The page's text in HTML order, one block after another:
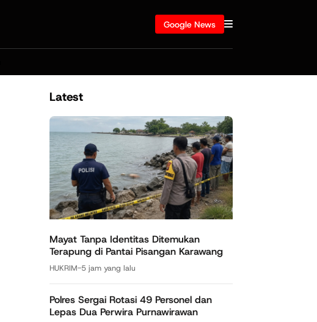
Google News
Latest
Mayat Tanpa Identitas Ditemukan
Terapung di Pantai Pisangan Karawang
HUKRIM-5 jam yang lalu
Polres Sergai Rotasi 49 Personel dan
Lepas Dua Perwira Purnawirawan